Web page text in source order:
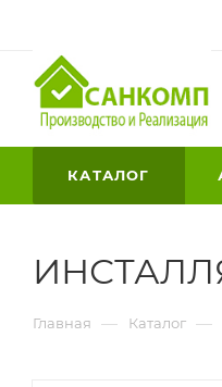
КАТАЛОГ
Главная — Каталог —